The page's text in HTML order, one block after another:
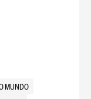
MUNDO